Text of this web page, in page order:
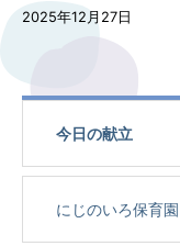
2025年12月27日
今日の献立
にじのいろ保育園